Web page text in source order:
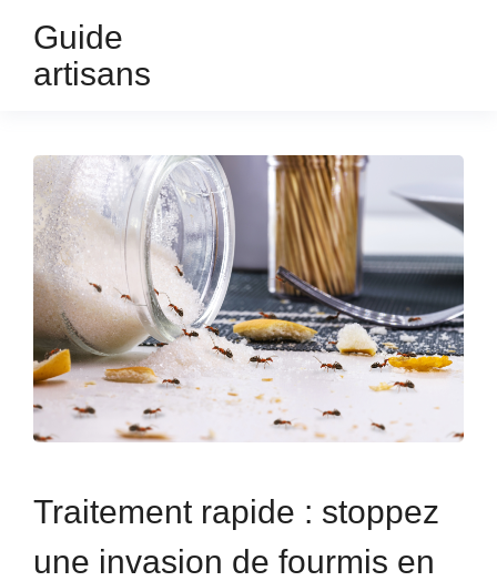
Guide
artisans
Traitement rapide : stoppez
une invasion de fourmis en